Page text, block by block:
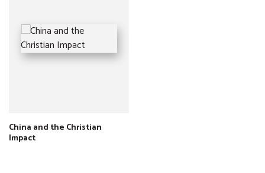
China and the Christian
Impact